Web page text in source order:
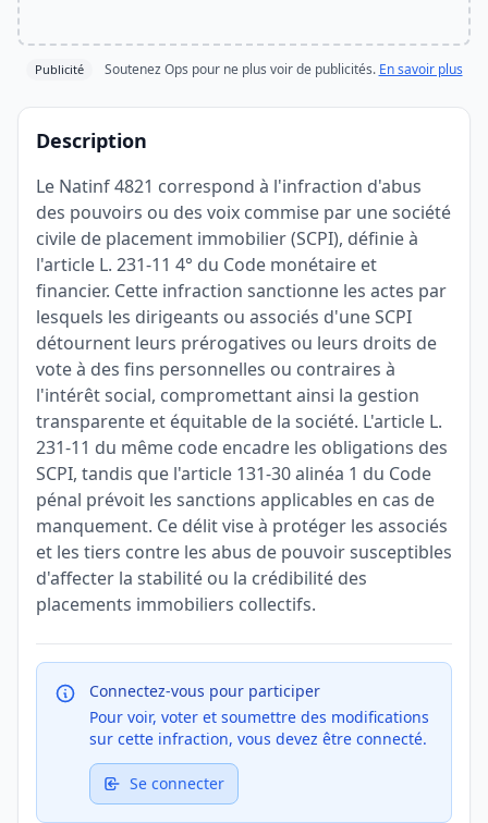
Publicité Soutenez Ops pour ne plus voir de publicités. En savoir plus
Description
Le Natinf 4821 correspond à l'infraction d'abus
des pouvoirs ou des voix commise par une société
civile de placement immobilier (SCPI), définie à
l'article L. 231-11 4° du Code monétaire et
financier. Cette infraction sanctionne les actes par
lesquels les dirigeants ou associés d'une SCPI
détournent leurs prérogatives ou leurs droits de
vote à des fins personnelles ou contraires à
l'intérêt social, compromettant ainsi la gestion
transparente et équitable de la société. L'article L.
231-11 du même code encadre les obligations des
SCPI, tandis que l'article 131-30 alinéa 1 du Code
pénal prévoit les sanctions applicables en cas de
manquement. Ce délit vise à protéger les associés
et les tiers contre les abus de pouvoir susceptibles
d'affecter la stabilité ou la crédibilité des
placements immobiliers collectifs.
Connectez-vous pour participer
Pour voir, voter et soumettre des modifications
sur cette infraction, vous devez être connecté.
Se connecter